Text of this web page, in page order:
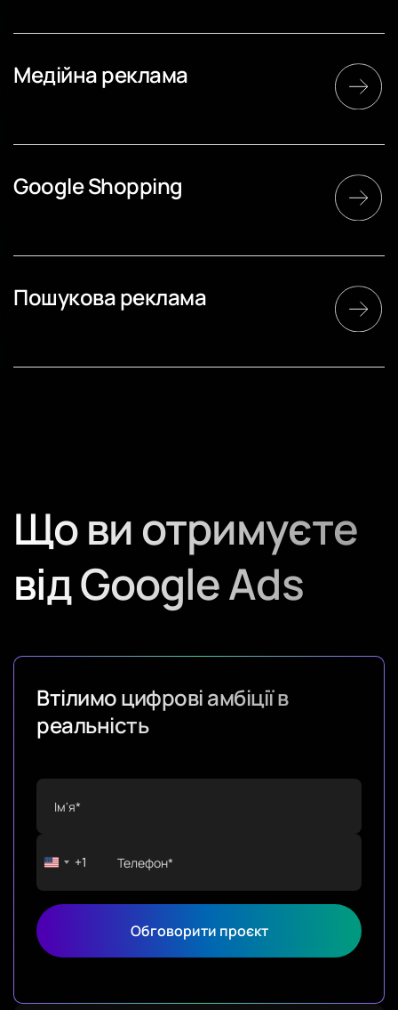
Медійна реклама
Google Shopping
Пошукова реклама
Що ви отримуєте
від Google Ads
Втілимо цифрові амбіції в
реальність
+1
Обговорити проєкт